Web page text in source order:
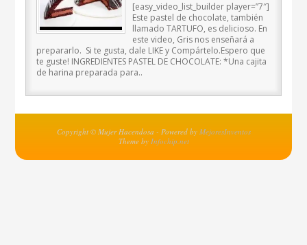
[easy_video_list_builder player=”7″]
Este pastel de chocolate, también
llamado TARTUFO, es delicioso. En
este video, Gris nos enseñará a
prepararlo. Si te gusta, dale LIKE y Compártelo.Espero que
te guste! INGREDIENTES PASTEL DE CHOCOLATE: *Una cajita
de harina preparada para..
Copyright © Mujer Hacendosa - Powered by MejoresInventos
Theme by Infochip.net